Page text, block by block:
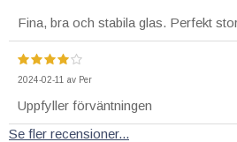
Fina, bra och stabila glas. Perfekt
2024-02-11 av Per
Uppfyller förväntningen
Se fler recensioner...